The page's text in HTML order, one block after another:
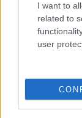
I want to
related to
user
Moto
Gaming
AI
Kontakt
Obserwuj nas